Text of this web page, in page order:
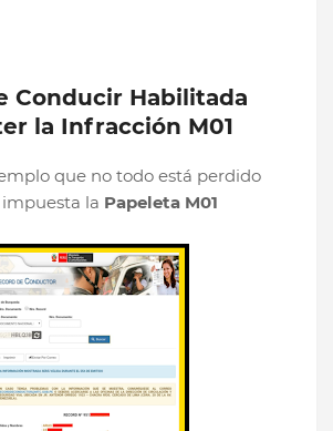
Conducir Habilitada
la Infracción M01
que no todo está perdido
la Papeleta M01